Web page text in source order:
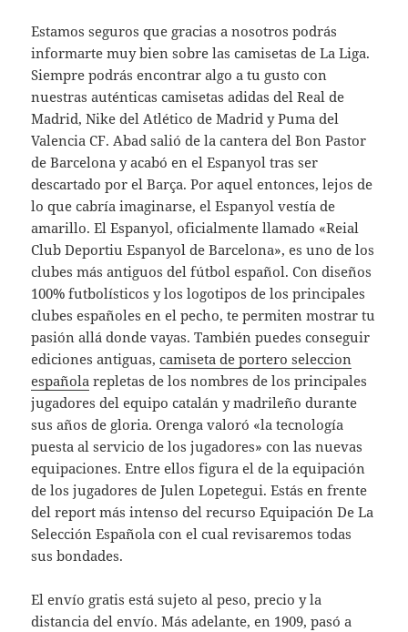
Estamos seguros que gracias a nosotros podrás
informarte muy bien sobre las camisetas de La Liga.
Siempre podrás encontrar algo a tu gusto con
nuestras auténticas camisetas adidas del Real de
Madrid, Nike del Atlético de Madrid y Puma del
Valencia CF. Abad salió de la cantera del Bon Pastor
de Barcelona y acabó en el Espanyol tras ser
descartado por el Barça. Por aquel entonces, lejos de
lo que cabría imaginarse, el Espanyol vestía de
amarillo. El Espanyol, oficialmente llamado «Reial
Club Deportiu Espanyol de Barcelona», es uno de los
clubes más antiguos del fútbol español. Con diseños
100% futbolísticos y los logotipos de los principales
clubes españoles en el pecho, te permiten mostrar tu
pasión allá donde vayas. También puedes conseguir
ediciones antiguas,camiseta de portero seleccion
española repletas de los nombres de los principales
jugadores del equipo catalán y madrileño durante
sus años de gloria. Orenga valoró «la tecnología
puesta al servicio de los jugadores» con las nuevas
equipaciones. Entre ellos figura el de la equipación
de los jugadores de Julen Lopetegui. Estás en frente
del report más intenso del recurso Equipación De La
Selección Española con el cual revisaremos todas
sus bondades.
El envío gratis está sujeto al peso, precio y la
distancia del envío. Más adelante, en 1909, pasó a